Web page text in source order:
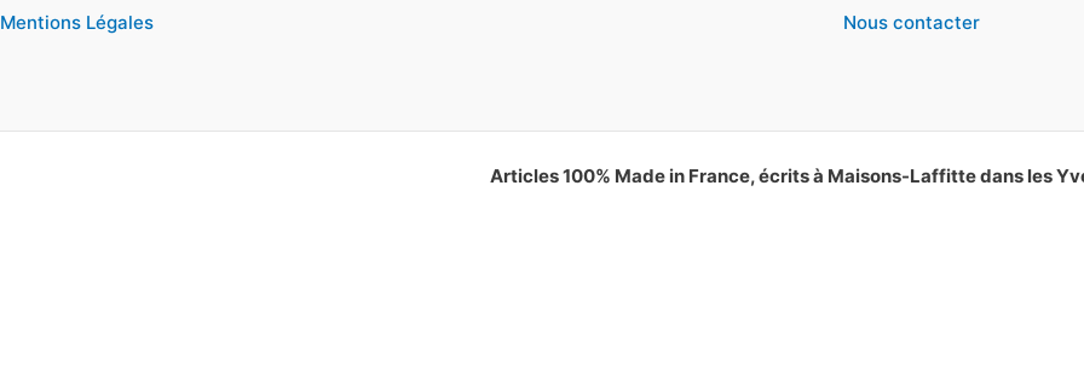
Mentions Légales Nous contacter
Articles 100% Made in France, écrits à Maisons-Laffitte dans les